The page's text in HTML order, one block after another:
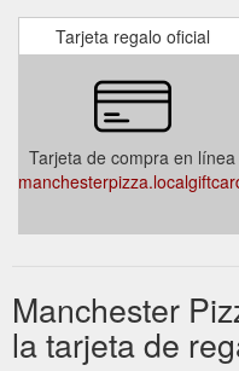
Tarjeta regalo oficial
Tarjeta de compra en línea
Manchester
la tarjeta de